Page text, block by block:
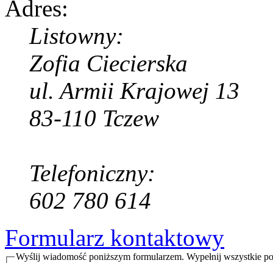
Listowny:
Zofia Ciecierska
ul. Armii Krajowej 13
83-110 Tczew
Telefoniczny:
602 780 614
Formularz kontaktowy
Wyślij wiadomość poniższym formularzem. Wypełnij wszystkie